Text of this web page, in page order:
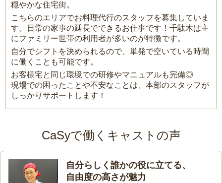
穏やかな住宅街。
こちらのエリアでお料理代行のスタッフを募集していま
す。日常の家事の延長でできるお仕事です！千駄木は主
にファミリー世帯の利用者が多いのが特徴です。
自分でシフトを決められるので、単発で空いている時間
に働くことも可能です。
お客様宅と同じ環境での研修やマニュアルも完備◎
現場での困ったことや不安なことは、本部のスタッフが
しっかりサポートします！
CaSyで働くキャストの声
自分らしく誰かの役に立てる、
自由度の高さが魅力